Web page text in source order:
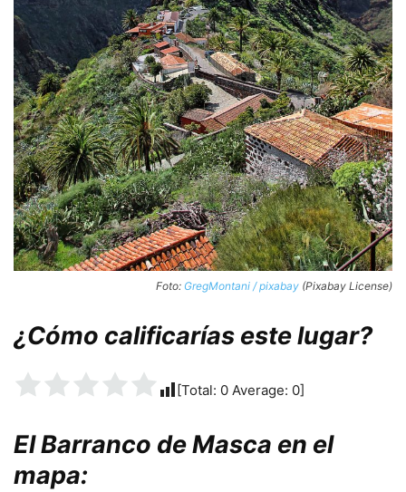
Foto: GregMontani / pixabay (Pixabay License)
¿Cómo calificarías este lugar?
[Total: 0 Average: 0]
El Barranco de Masca en el
mapa: